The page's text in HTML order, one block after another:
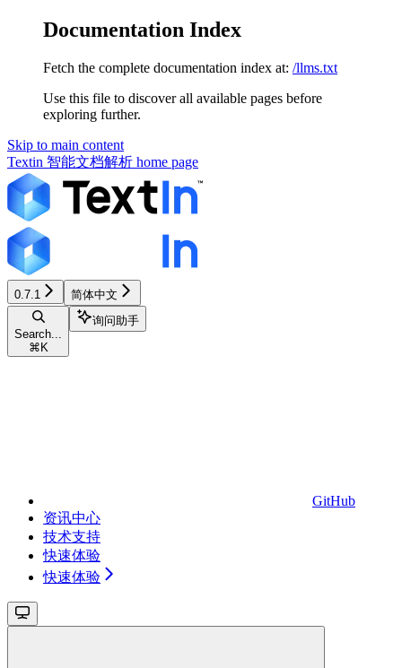
Documentation Index
Fetch the complete documentation index at: /llms.txt
Use this file to discover all available pages before
exploring further.
Skip to main content
Textin 智能文档解析 home page
0.7.1 简体中文
Search...
⌘ K
询问助手
GitHub
资讯中心
技术支持
快速体验
快速体验